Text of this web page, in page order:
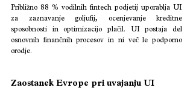
Približno 88 % vodilnih fintech podjetij uporablja UI
za zaznavanje goljufij, ocenjevanje kreditne
sposobnosti in optimizacijo plačil. UI postaja del
osnovnih finančnih procesov in ni več le podporno
orodje.
Zaostanek Evrope pri uvajanju UI